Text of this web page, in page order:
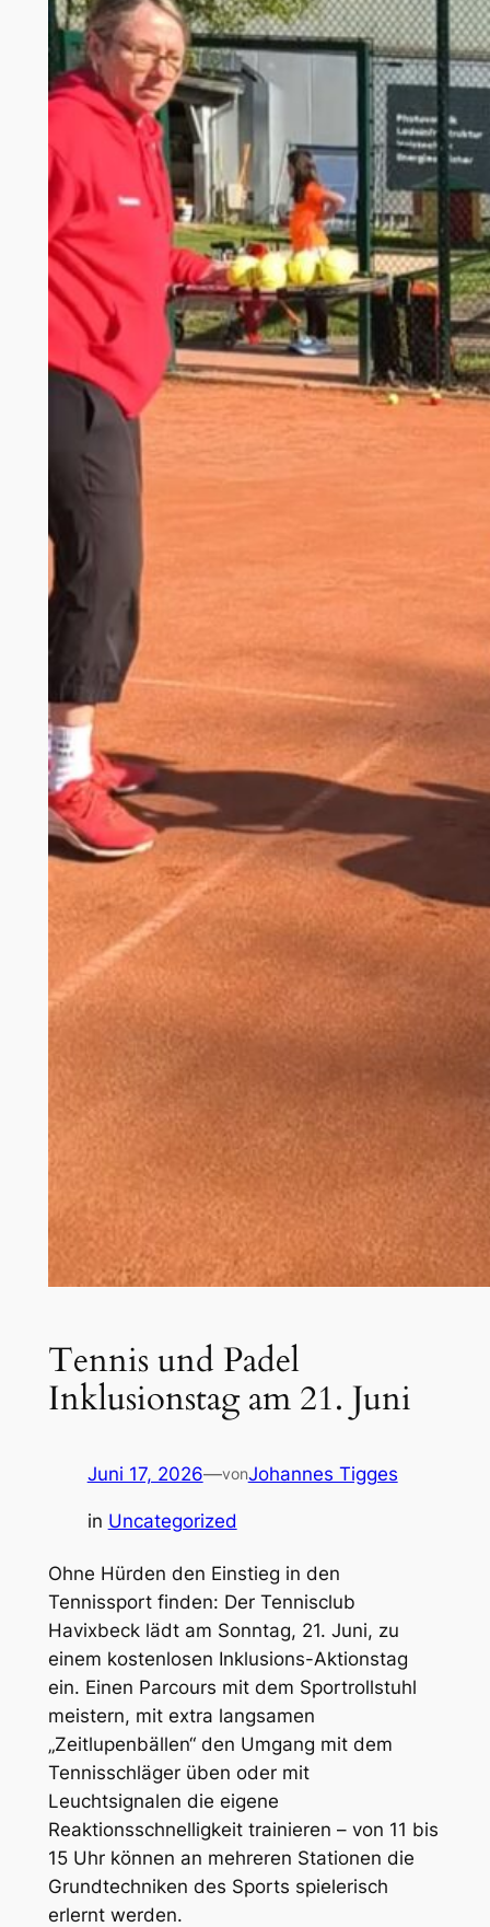
Tennis und Padel
Inklusionstag am 21. Juni
Juni 17, 2026—vonJohannes Tigges
in Uncategorized
Ohne Hürden den Einstieg in den
Tennissport finden: Der Tennisclub
Havixbeck lädt am Sonntag, 21. Juni, zu
einem kostenlosen Inklusions-Aktionstag
ein. Einen Parcours mit dem Sportrollstuhl
meistern, mit extra langsamen
„Zeitlupenbällen“ den Umgang mit dem
Tennisschläger üben oder mit
Leuchtsignalen die eigene
Reaktionsschnelligkeit trainieren – von 11 bis
15 Uhr können an mehreren Stationen die
Grundtechniken des Sports spielerisch
erlernt werden.